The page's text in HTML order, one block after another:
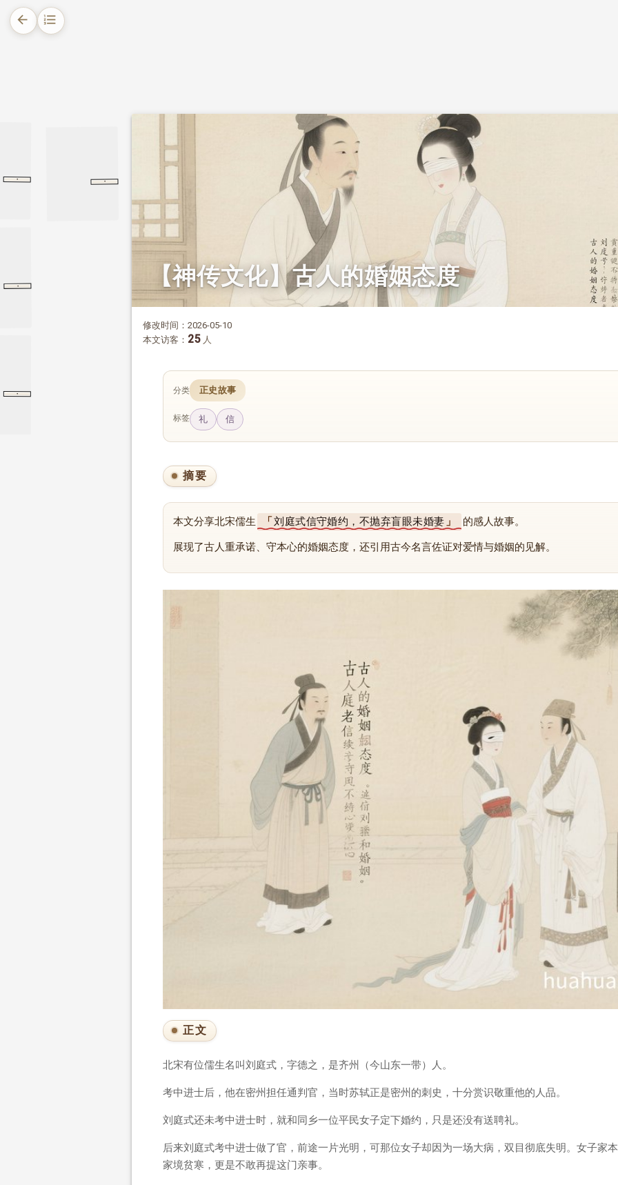
arrow_back format_list_numbered
饮篇
·
刘庭式事
·
书刘庭式事
弘列传
·
语录
·
【神传文化】古人的婚姻态度
修改时间：2026-05-10
本文访客： 25 人
分类 正史故事
标签 礼 信
摘要
本文分享北宋儒生 刘庭式信守婚约，不抛弃盲眼未婚妻 的感人故事。
展现了古人重承诺、守本心的婚姻态度，还引用古今名言佐证对爱情与婚姻的见解。
正文
北宋有位儒生名叫刘庭式，字德之，是齐州（今山东一带）人。
考中进士后，他在密州担任通判官，当时苏轼正是密州的刺史，十分赏识敬重他的人品。
刘庭式还未考中进士时，就和同乡一位平民女子定下婚约，只是还没有送聘礼。
后来刘庭式考中进士做了官，前途一片光明，可那位女子却因为一场大病，双目彻底失明。女子家
家境贫寒，更是不敢再提这门亲事。